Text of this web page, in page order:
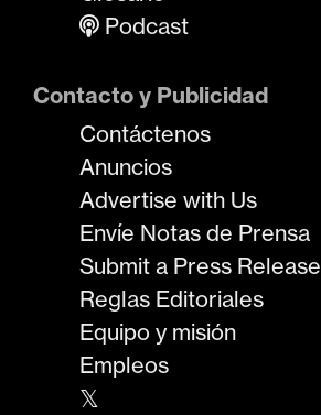
Podcast
Contacto y Publicidad
Contáctenos
Anuncios
Advertise with Us
Envíe Notas de Prensa
Submit a Press Release
Reglas Editoriales
Equipo y misión
Empleos
𝕏